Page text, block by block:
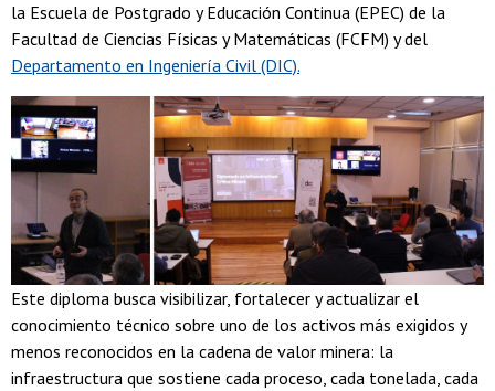
la Escuela de Postgrado y Educación Continua (EPEC) de la
Facultad de Ciencias Físicas y Matemáticas (FCFM) y del
Departamento en Ingeniería Civil (DIC).
Este diploma busca visibilizar, fortalecer y actualizar el
conocimiento técnico sobre uno de los activos más exigidos y
menos reconocidos en la cadena de valor minera: la
infraestructura que sostiene cada proceso, cada tonelada, cada